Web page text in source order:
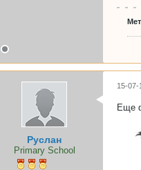
Руслан
Primary School
15-07-
Еще